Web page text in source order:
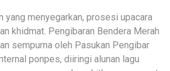
yang menyegarkan, prosesi upacara
khidmat. Pengibaran Bendera Merah
sempurna oleh Pasukan Pengibar
ponpes, diiringi alunan lagu